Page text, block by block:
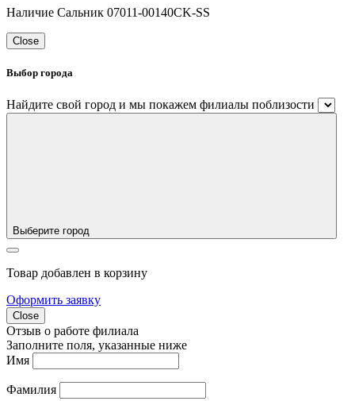
Наличие Сальник 07011-00140CK-SS
Close
Выбор города
Найдите свой город и мы покажем филиалы поблизости
Выберите город
Товар добавлен в корзину
Оформить заявку
Close
Отзыв о работе филиала
Заполните поля, указанные ниже
Имя
Фамилия